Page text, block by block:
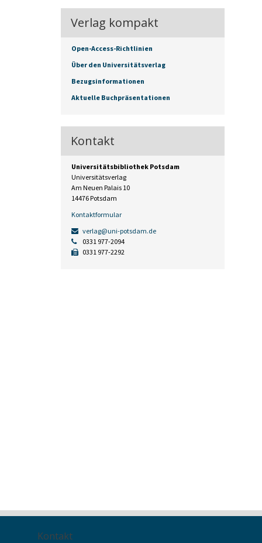
Verlag kompakt
Open-Access-Richtlinien
Über den Universitätsverlag
Bezugsinformationen
Aktuelle Buchpräsentationen
Kontakt
Universitätsbibliothek Potsdam
Universitätsverlag
Am Neuen Palais 10
14476 Potsdam
Kontaktformular
verlag@uni-potsdam.de
0331 977-2094
0331 977-2292
Kontakt